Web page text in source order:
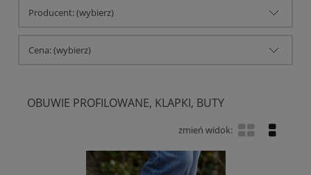
Producent: (wybierz)
Cena: (wybierz)
OBUWIE PROFILOWANE, KLAPKI, BUTY